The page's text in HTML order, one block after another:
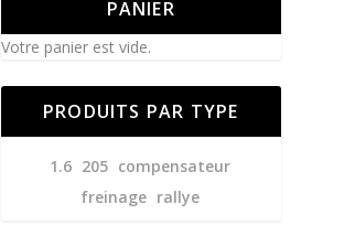
PANIER
Votre panier est vide.
PRODUITS PAR TYPE
1.6 205 compensateur
freinage rallye